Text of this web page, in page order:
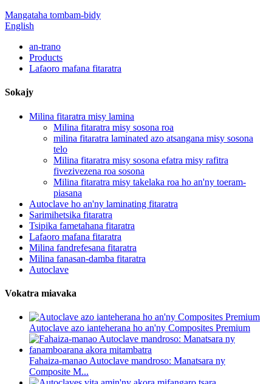
Mangataha tombam-bidy
English
an-trano
Products
Lafaoro mafana fitaratra
Sokajy
Milina fitaratra misy lamina
Milina fitaratra misy sosona roa
milina fitaratra laminated azo atsangana misy sosona
telo
Milina fitaratra misy sosona efatra misy rafitra
fivezivezena roa sosona
Milina fitaratra misy takelaka roa ho an'ny toeram-
piasana
Autoclave ho an'ny laminating fitaratra
Sarimihetsika fitaratra
Tsipika fametahana fitaratra
Lafaoro mafana fitaratra
Milina fandrefesana fitaratra
Milina fanasan-damba fitaratra
Autoclave
Vokatra miavaka
Autoclave azo ianteherana ho an'ny Composites Premium
Fahaiza-manao Autoclave mandroso: Manatsara ny
Composite M...